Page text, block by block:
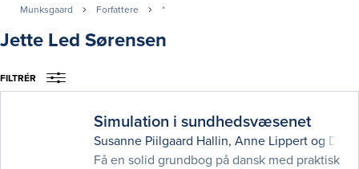
Munksgaard Forfattere *
Jette Led Sørensen
FILTRÉR
Simulation i sundhedsvæsenet
Susanne Piilgaard Hallin, Anne Lippert og
Få en solid grundbog på dansk med praktisk